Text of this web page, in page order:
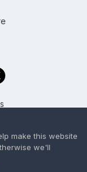
make this website
we'll